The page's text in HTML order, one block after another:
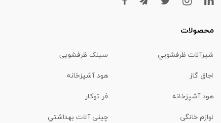
محصولات
شیرآلات ظرفشويي سینک ظرفشویی
اجاق گاز هود آشپزخانه
هود آشپزخانه فر توکار
لوازم خانگی چینی آلات بهداشتي